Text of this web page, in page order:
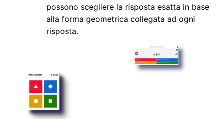
possono scegliere la risposta esatta in base
alla forma geometrica collegata ad ogni
risposta.